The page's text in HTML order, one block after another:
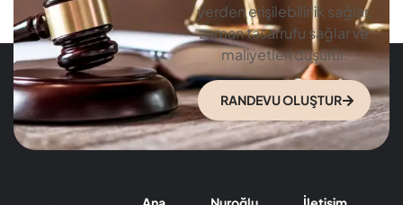
yerden erişilebilirlik sağlar,
zaman tasarrufu sağlar ve
maliyetleri düşürür.
RANDEVU OLUŞTUR